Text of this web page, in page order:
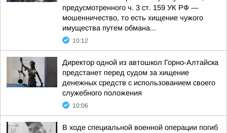
предусмотренного ч. 3 ст. 159 УК РФ —
мошенничество, то есть хищение чужого
имущества путем обмана...
10:12
Директор одной из автошкол Горно-Алтайска
предстанет перед судом за хищение
денежных средств с использованием своего
служебного положения
10:06
В ходе специальной военной операции погиб